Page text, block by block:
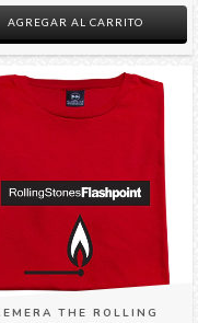
AGREGAR AL CARRITO
THE ROLLING